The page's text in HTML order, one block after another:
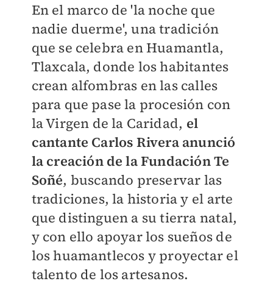
En el marco de 'la noche que
nadie duerme', una tradición
que se celebra en Huamantla,
Tlaxcala, donde los habitantes
crean alfombras en las calles
para que pase la procesión con
la Virgen de la Caridad, el
cantante Carlos Rivera anunció
la creación de la Fundación Te
Soñé, buscando preservar las
tradiciones, la historia y el arte
que distinguen a su tierra natal,
y con ello apoyar los sueños de
los huamantlecos y proyectar el
talento de los artesanos.